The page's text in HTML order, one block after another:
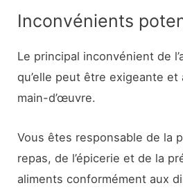
Inconvénients
Le principal inconvénient de
qu’elle peut être exigeante
main-d’œuvre.
Vous êtes responsable de la
repas, de l’épicerie et de la
aliments conformément aux